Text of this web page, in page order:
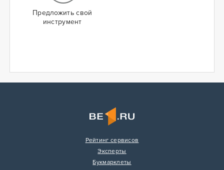
Предложить свой
инструмент
Рейтинг сервисов
Эксперты
Букмарклеты